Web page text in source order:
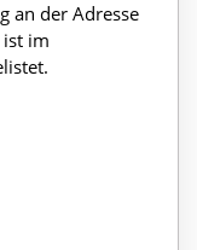
an der Adresse
ist im